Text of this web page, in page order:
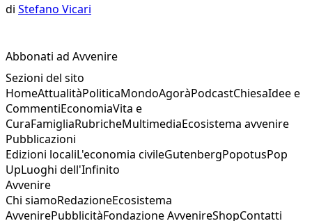
di Stefano Vicari
Abbonati ad Avvenire
Sezioni del sito
HomeAttualitàPoliticaMondoAgoràPodcastChiesaIdee e
CommentiEconomiaVita e
CuraFamigliaRubricheMultimediaEcosistema avvenire
Pubblicazioni
Edizioni localiL'economia civileGutenbergPopotusPop
UpLuoghi dell'Infinito
Avvenire
Chi siamoRedazioneEcosistema
AvvenirePubblicitàFondazione AvvenireShopContatti